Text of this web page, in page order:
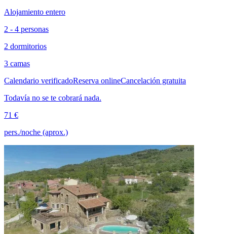
Alojamiento entero
2 - 4 personas
2 dormitorios
3 camas
Calendario verificadoReserva onlineCancelación gratuita
Todavía no se te cobrará nada.
71 €
pers./noche (aprox.)